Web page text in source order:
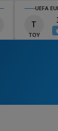
UEFA
Τ
ΤΟΥ